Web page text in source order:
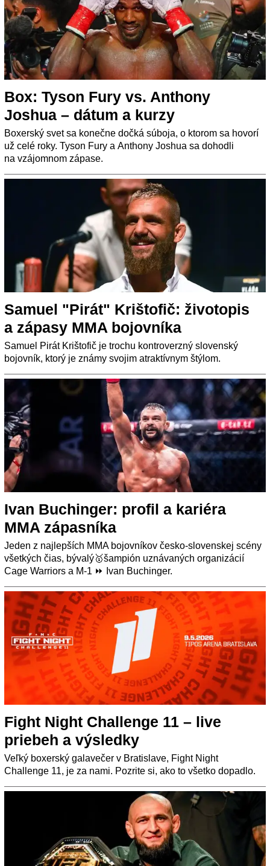
Box: Tyson Fury vs. Anthony
Joshua – dátum a kurzy
Boxerský svet sa konečne dočká súboja, o ktorom sa hovorí
už celé roky. Tyson Fury a Anthony Joshua sa dohodli
na vzájomnom zápase.
Samuel "Pirát" Krištofič: životopis
a zápasy MMA bojovníka
Samuel Pirát Krištofič je trochu kontroverzný slovenský
bojovník, ktorý je známy svojim atraktívnym štýlom.
Ivan Buchinger: profil a kariéra
MMA zápasníka
Jeden z najlepších MMA bojovníkov česko-slovenskej scény
všetkých čias, bývalý🥇šampión uznávaných organizácií
Cage Warriors a M-1 ⏩ Ivan Buchinger.
Fight Night Challenge 11 – live
priebeh a výsledky
Veľký boxerský galavečer v Bratislave, Fight Night
Challenge 11, je za nami. Pozrite si, ako to všetko dopadlo.